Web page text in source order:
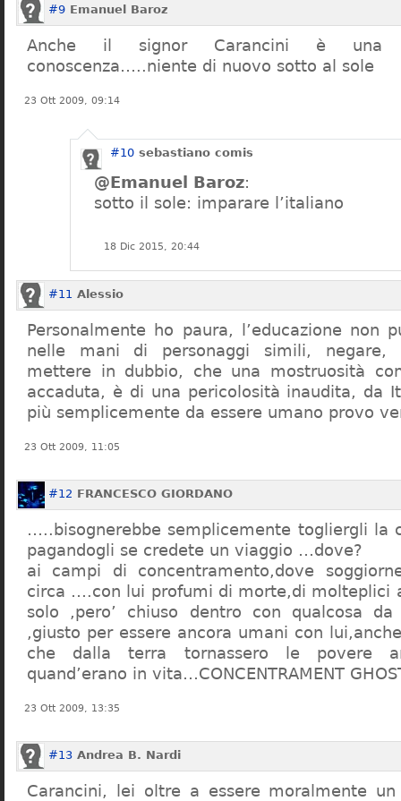
#9 Emanuel Baroz
Anche il signor Carancini è una
conoscenza…..niente di nuovo sotto al sole
23 Ott 2009, 09:14
#10 sebastiano comis
@Emanuel Baroz:
sotto il sole: imparare l’italiano
18 Dic 2015, 20:44
#11 Alessio
Personalmente ho paura, l’educazione non
nelle mani di personaggi simili, negare,
mettere in dubbio, che una mostruosità
accaduta, è di una pericolosità inaudita, da
più semplicemente da essere umano provo
23 Ott 2009, 11:05
#12 FRANCESCO GIORDANO
…..bisognerebbe semplicemente togliergli la
pagandogli se credete un viaggio …dove?
ai campi di concentramento,dove
circa ….con lui profumi di morte,di molteplici
solo ,pero’ chiuso dentro con qualcosa
,giusto per essere ancora umani con
che dalla terra tornassero le povere
quand’erano in vita…CONCENTRAMENT
23 Ott 2009, 13:35
#13 Andrea B. Nardi
Carancini, lei oltre a essere moralmente